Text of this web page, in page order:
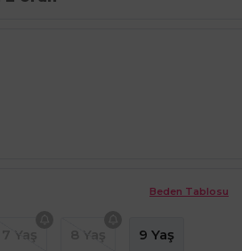
Beden Tablosu
9 Yaş